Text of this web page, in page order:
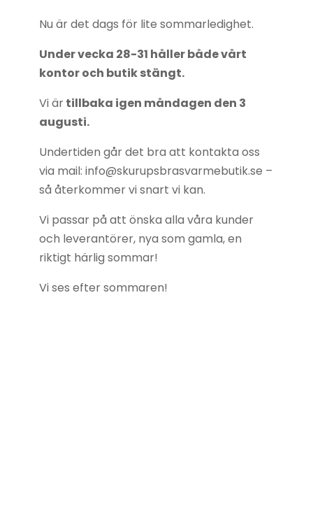
Nu är det dags för lite sommarledighet.
Under vecka 28-31 håller både vårt
kontor och butik stängt.
Vi ärtillbaka igen måndagen den 3
augusti.
Undertiden går det bra att kontakta oss
via mail: info@skurupsbrasvarmebutik.se –
så återkommer vi snart vi kan.
Vi passar på att önska alla våra kunder
och leverantörer, nya som gamla, en
riktigt härlig sommar!
Vi ses efter sommaren!